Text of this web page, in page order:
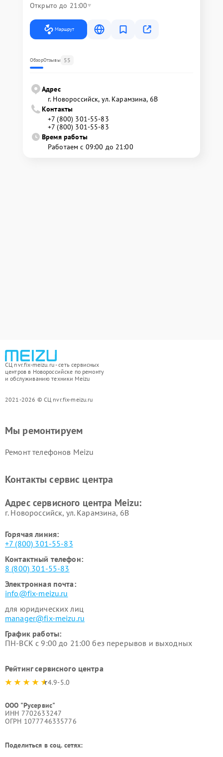
Открыто до 21:00
Маршрут
ОбзорОтзывы 55
Адрес
г. Новороссийск, ул. Карамзина, 6В
Контакты
+7 (800) 301-55-83
+7 (800) 301-55-83
Время работы
Работаем с 09:00 до 21:00
СЦ nvr.fix-meizu.ru - сеть сервисных
центров в Новороссийске по ремонту
и обслуживанию техники Meizu
2021-2026 © СЦ nvr.fix-meizu.ru
Мы ремонтируем
Ремонт телефонов Meizu
Контакты сервис центра
Адрес сервисного центра Meizu:
г. Новороссийск, ул. Карамзина, 6В
Горячая линия:
+7 (800) 301-55-83
Контактный телефон:
8 (800) 301-55-83
Электронная почта:
info@fix-meizu.ru
для юридических лиц
manager@fix-meizu.ru
График работы:
ПН-ВСК с 9:00 до 21:00 без перерывов и выходных
Рейтинг сервисного центра
4.9-5.0
ООО "Русервис"
ИНН 7702633247
ОГРН 1077746335776
Поделиться в соц. сетях: